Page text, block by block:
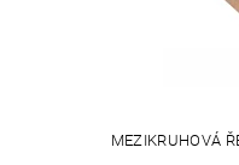
MEZIKRUHOVÁ